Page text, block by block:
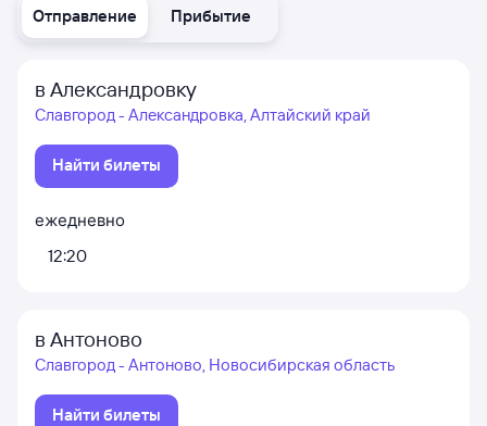
Отправление Прибытие
в Александровку
Славгород - Александровка, Алтайский край
Найти билеты
ежедневно
12:20
в Антоново
Славгород - Антоново, Новосибирская область
Найти билеты